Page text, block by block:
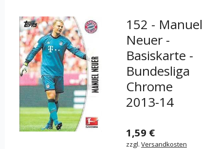
152 - Manuel
Neuer -
Basiskarte -
Bundesliga
Chrome
2013-14
1,59 €
zzgl. Versandkosten